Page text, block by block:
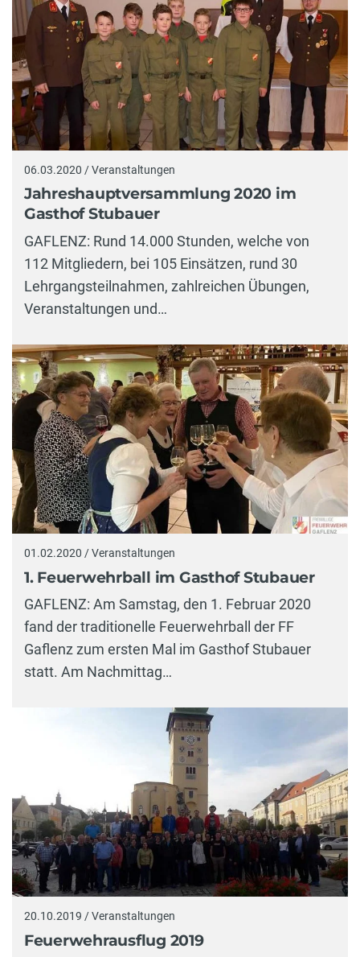
06.03.2020 / Veranstaltungen
Jahreshauptversammlung 2020 im
Gasthof Stubauer
GAFLENZ: Rund 14.000 Stunden, welche von
112 Mitgliedern, bei 105 Einsätzen, rund 30
Lehrgangsteilnahmen, zahlreichen Übungen,
Veranstaltungen und…
01.02.2020 / Veranstaltungen
1. Feuerwehrball im Gasthof Stubauer
GAFLENZ: Am Samstag, den 1. Februar 2020
fand der traditionelle Feuerwehrball der FF
Gaflenz zum ersten Mal im Gasthof Stubauer
statt. Am Nachmittag…
20.10.2019 / Veranstaltungen
Feuerwehrausflug 2019